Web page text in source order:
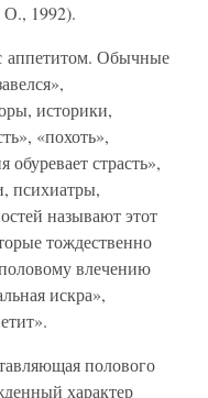
О., 1992).
аппетитом. Обычные
историки,
«похоть»,
страсть»,
психиатры,
называют этот
тождественно
влечению
искра»,
полового
характер